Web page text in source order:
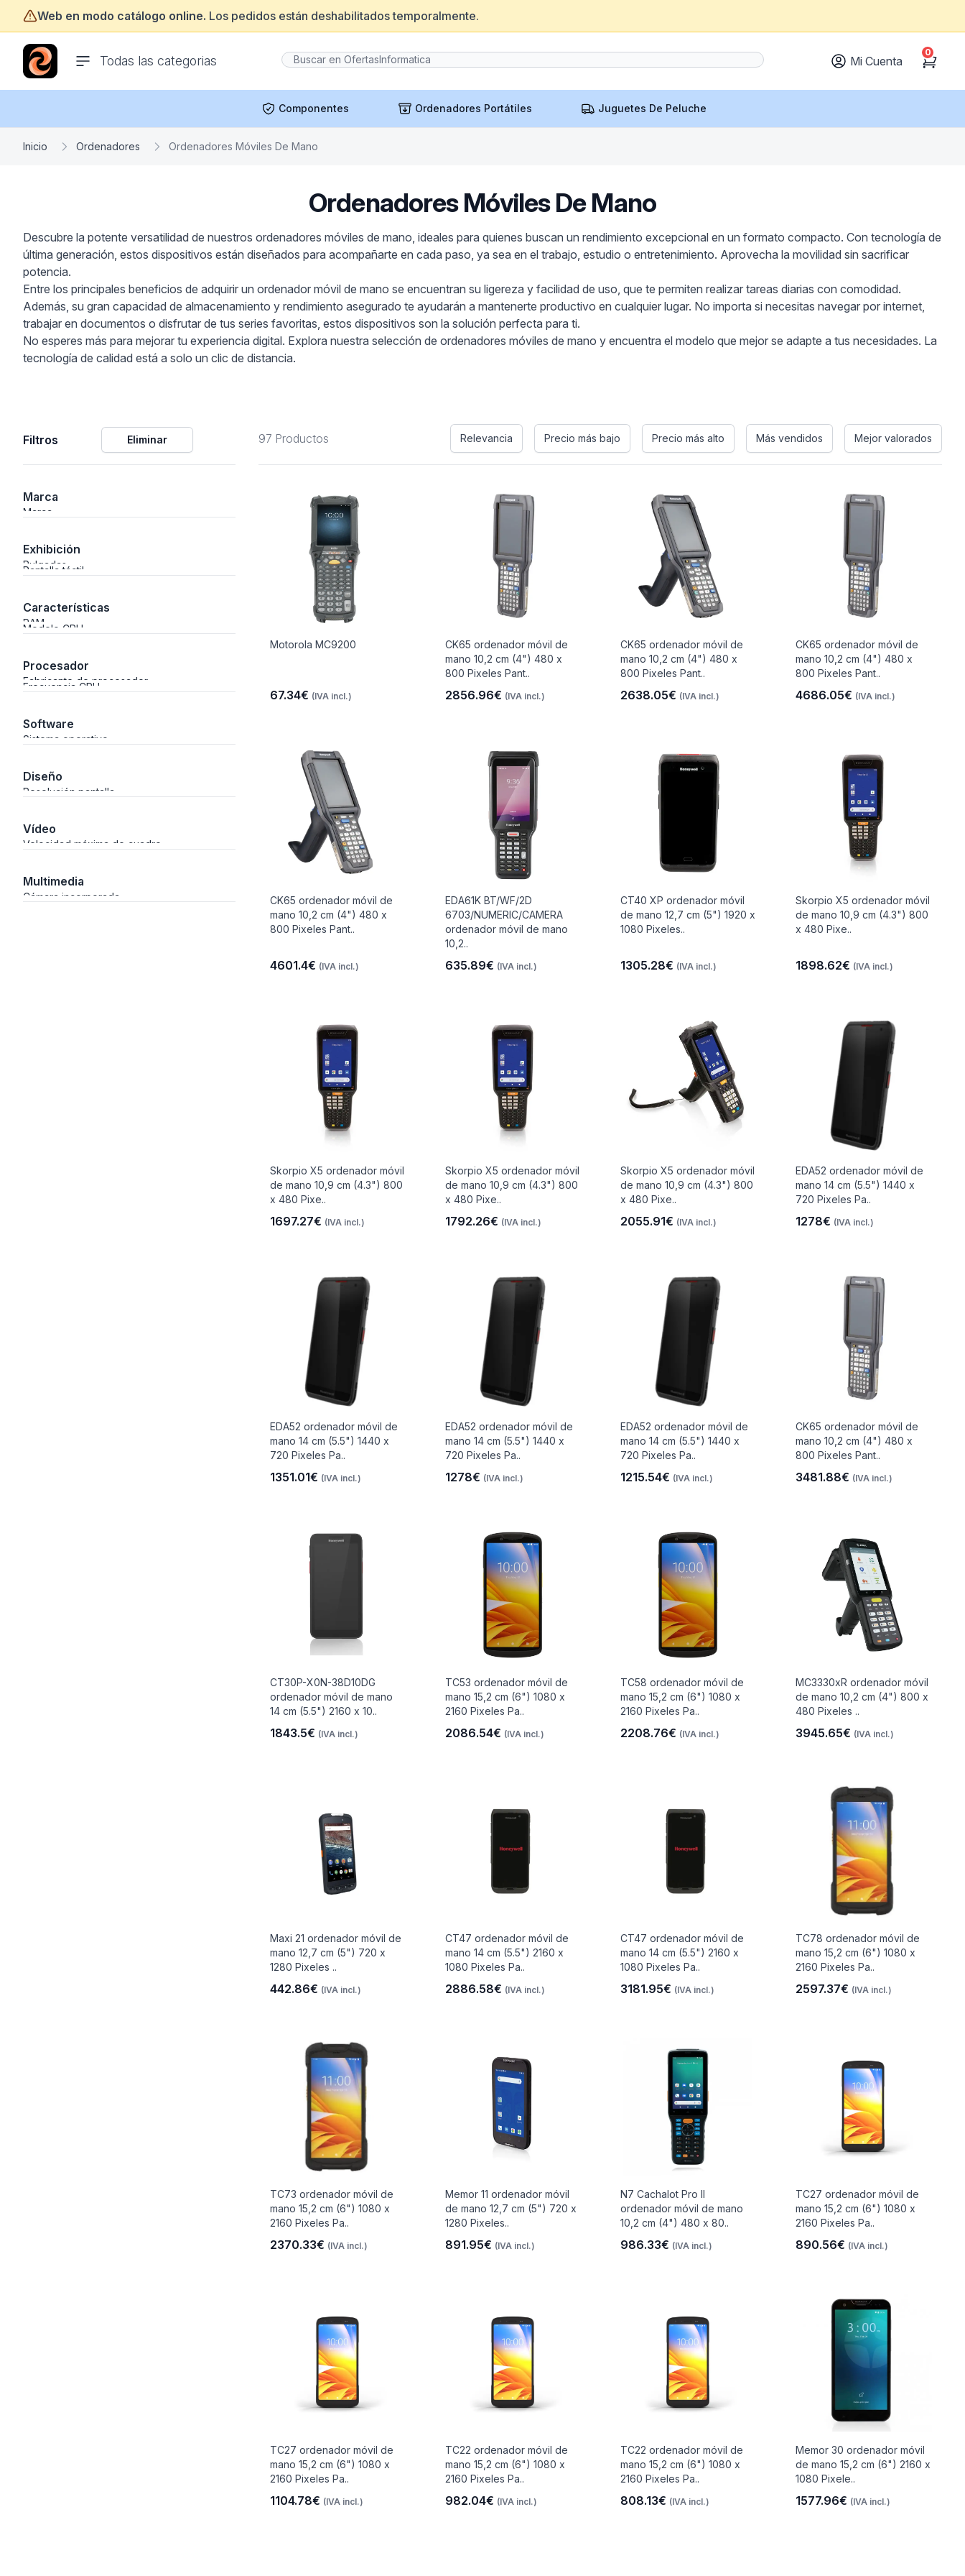
Web en modo catálogo online. Los pedidos están deshabilitados temporalmente.
Todas las categorias
Libre
ofertasinformatica.com
Mi Cuenta Cart
0
Componentes Ordenadores Portátiles Juguetes De Peluche
Inicio Ordenadores Ordenadores Móviles De Mano
Ordenadores Móviles De Mano
Descubre la potente versatilidad de nuestros ordenadores móviles de mano, ideales para quienes buscan un rendimiento excepcional en un formato compacto. Con tecnología de
última generación, estos dispositivos están diseñados para acompañarte en cada paso, ya sea en el trabajo, estudio o entretenimiento. Aprovecha la movilidad sin sacrificar
potencia.
Entre los principales beneficios de adquirir un ordenador móvil de mano se encuentran su ligereza y facilidad de uso, que te permiten realizar tareas diarias con comodidad.
Además, su gran capacidad de almacenamiento y rendimiento asegurado te ayudarán a mantenerte productivo en cualquier lugar. No importa si necesitas navegar por internet,
trabajar en documentos o disfrutar de tus series favoritas, estos dispositivos son la solución perfecta para ti.
No esperes más para mejorar tu experiencia digital. Explora nuestra selección de ordenadores móviles de mano y encuentra el modelo que mejor se adapte a tus necesidades. La
tecnología de calidad está a solo un clic de distancia.
Filtros Eliminar
Marca
Marca
Exhibición
Pulgadas
Pantalla táctil
Características
RAM
Modelo CPU
Procesador
Fabricante de procesador
Frecuencia CPU
Software
Sistema operativo
Diseño
Resolución pantalla
Vídeo
Velocidad máxima de cuadro
Multimedia
Cámara incorporada
97 Productos Relevancia Precio más bajo Precio más alto Más vendidos Mejor valorados
Motorola MC9200
67.34€ (IVA incl.)
CK65 ordenador móvil de
mano 10,2 cm (4") 480 x
800 Pixeles Pant..
2856.96€ (IVA incl.)
CK65 ordenador móvil de
mano 10,2 cm (4") 480 x
800 Pixeles Pant..
2638.05€ (IVA incl.)
CK65 ordenador móvil de
mano 10,2 cm (4") 480 x
800 Pixeles Pant..
4686.05€ (IVA incl.)
CK65 ordenador móvil de
mano 10,2 cm (4") 480 x
800 Pixeles Pant..
4601.4€ (IVA incl.)
EDA61K BT/WF/2D
6703/NUMERIC/CAMERA
ordenador móvil de mano
10,2..
635.89€ (IVA incl.)
CT40 XP ordenador móvil
de mano 12,7 cm (5") 1920 x
1080 Pixeles..
1305.28€ (IVA incl.)
Skorpio X5 ordenador móvil
de mano 10,9 cm (4.3") 800
x 480 Pixe..
1898.62€ (IVA incl.)
Skorpio X5 ordenador móvil
de mano 10,9 cm (4.3") 800
x 480 Pixe..
1697.27€ (IVA incl.)
Skorpio X5 ordenador móvil
de mano 10,9 cm (4.3") 800
x 480 Pixe..
1792.26€ (IVA incl.)
Skorpio X5 ordenador móvil
de mano 10,9 cm (4.3") 800
x 480 Pixe..
2055.91€ (IVA incl.)
EDA52 ordenador móvil de
mano 14 cm (5.5") 1440 x
720 Pixeles Pa..
1278€ (IVA incl.)
EDA52 ordenador móvil de
mano 14 cm (5.5") 1440 x
720 Pixeles Pa..
1351.01€ (IVA incl.)
EDA52 ordenador móvil de
mano 14 cm (5.5") 1440 x
720 Pixeles Pa..
1278€ (IVA incl.)
EDA52 ordenador móvil de
mano 14 cm (5.5") 1440 x
720 Pixeles Pa..
1215.54€ (IVA incl.)
CK65 ordenador móvil de
mano 10,2 cm (4") 480 x
800 Pixeles Pant..
3481.88€ (IVA incl.)
CT30P-X0N-38D10DG
ordenador móvil de mano
14 cm (5.5") 2160 x 10..
1843.5€ (IVA incl.)
TC53 ordenador móvil de
mano 15,2 cm (6") 1080 x
2160 Pixeles Pa..
2086.54€ (IVA incl.)
TC58 ordenador móvil de
mano 15,2 cm (6") 1080 x
2160 Pixeles Pa..
2208.76€ (IVA incl.)
MC3330xR ordenador móvil
de mano 10,2 cm (4") 800 x
480 Pixeles ..
3945.65€ (IVA incl.)
Maxi 21 ordenador móvil de
mano 12,7 cm (5") 720 x
1280 Pixeles ..
442.86€ (IVA incl.)
CT47 ordenador móvil de
mano 14 cm (5.5") 2160 x
1080 Pixeles Pa..
2886.58€ (IVA incl.)
CT47 ordenador móvil de
mano 14 cm (5.5") 2160 x
1080 Pixeles Pa..
3181.95€ (IVA incl.)
TC78 ordenador móvil de
mano 15,2 cm (6") 1080 x
2160 Pixeles Pa..
2597.37€ (IVA incl.)
TC73 ordenador móvil de
mano 15,2 cm (6") 1080 x
2160 Pixeles Pa..
2370.33€ (IVA incl.)
Memor 11 ordenador móvil
de mano 12,7 cm (5") 720 x
1280 Pixeles..
891.95€ (IVA incl.)
N7 Cachalot Pro II
ordenador móvil de mano
10,2 cm (4") 480 x 80..
986.33€ (IVA incl.)
TC27 ordenador móvil de
mano 15,2 cm (6") 1080 x
2160 Pixeles Pa..
890.56€ (IVA incl.)
TC27 ordenador móvil de
mano 15,2 cm (6") 1080 x
2160 Pixeles Pa..
1104.78€ (IVA incl.)
TC22 ordenador móvil de
mano 15,2 cm (6") 1080 x
2160 Pixeles Pa..
982.04€ (IVA incl.)
TC22 ordenador móvil de
mano 15,2 cm (6") 1080 x
2160 Pixeles Pa..
808.13€ (IVA incl.)
Memor 30 ordenador móvil
de mano 15,2 cm (6") 2160 x
1080 Pixele..
1577.96€ (IVA incl.)